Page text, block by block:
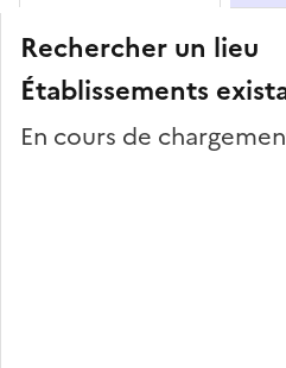
Rechercher un lieu
Établissements
En cours de